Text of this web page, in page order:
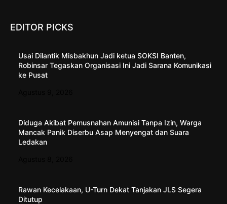
EDITOR PICKS
Usai Dilantik Misbakhun Jadi ketua SOKSI Banten,
Robinsar Tegaskan Organisasi Ini Jadi Sarana Komunikasi
ke Pusat
Diduga Akibat Pemusnahan Amunisi Tanpa Izin, Warga
Mancak Panik Diserbu Asap Menyengat dan Suara
Ledakan
Rawan Kecelakaan, U-Turn Dekat Tanjakan JLS Segera
Ditutup